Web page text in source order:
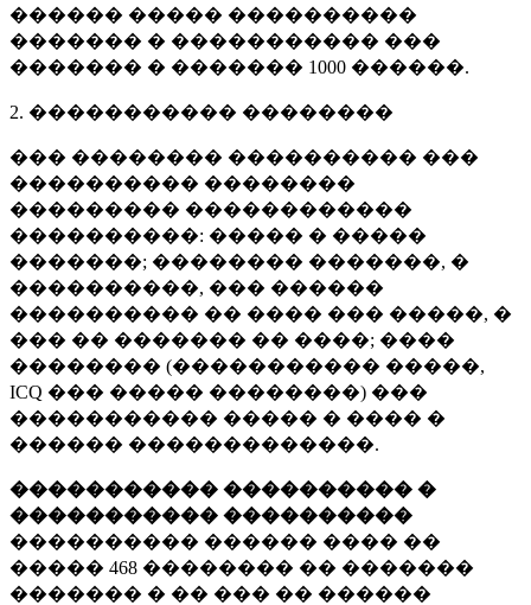
������ ����� ����������
������� � ����������� ���
������� � ������� 1000 ������.
2. ����������� ��������
��� �������� ���������� ���
���������� ��������
��������� ������������
����������: ����� � �����
�������; �������� �������, �
����������, ��� ������
���������� �� ���� ��� �����, �
��� �� ������� �� ����; ����
�������� (����������� �����,
ICQ ��� ����� ��������) ���
����������� ����� � ���� �
������ �������������.
����������� ���������� �
����������� ����������
���������� ������ ���� ��
����� 468 �������� �� �������
������� � �� ��� �� ������